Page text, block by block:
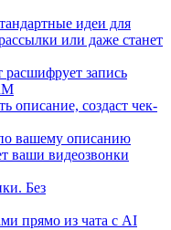
идеи для
или даже станет
расшифрует запись
описание, создаст чек-
вашему описанию
ваши видеозвонки
Без
прямо из чата с AI